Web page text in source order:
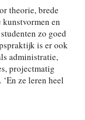
theorie, brede
kunstvormen en
zo goed
is er ook
administratie,
projectmatig
ze leren heel